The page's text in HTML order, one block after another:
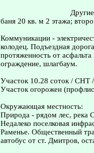
баня 20 кв. м 2 этажа;
Коммуникации -
колодец. Подъездная
протяженность от
ограждение, шлагбаум.
Участок 10.28 соток / СНТ
Участок огорожен
Окружающая местность:
Природа - рядом лес, река
Недалеко поселковая
Раменье. Общественный
автобус от ст. Дмитров,